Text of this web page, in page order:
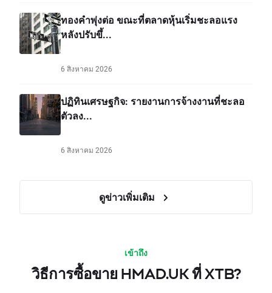
ทองคำพุ่งต่อ ขณะที่ตลาดหุ้นเริ่มชะลอแรง
หลังปรับขึ้...
6 สิงหาคม 2026
ปฏิทินเศรษฐกิจ: รายงานการจ้างงานที่ชะลอ
ตัวลง...
6 สิงหาคม 2026
ดูข่าวเพิ่มเติม
เข้าถึง
วิธีการซื้อขาย HMAD.UK ที่ XTB?